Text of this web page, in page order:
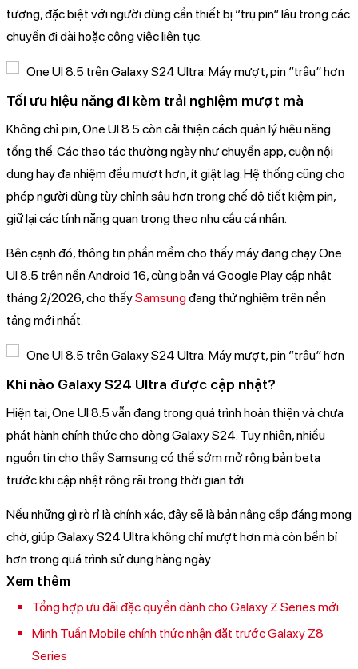
tượng, đặc biệt với người dùng cần thiết bị “trụ pin” lâu trong các
chuyến đi dài hoặc công việc liên tục.
Tối ưu hiệu năng đi kèm trải nghiệm mượt mà
Không chỉ pin, One UI 8.5 còn cải thiện cách quản lý hiệu năng
tổng thể. Các thao tác thường ngày như chuyển app, cuộn nội
dung hay đa nhiệm đều mượt hơn, ít giật lag. Hệ thống cũng cho
phép người dùng tùy chỉnh sâu hơn trong chế độ tiết kiệm pin,
giữ lại các tính năng quan trọng theo nhu cầu cá nhân.
Bên cạnh đó, thông tin phần mềm cho thấy máy đang chạy One
UI 8.5 trên nền Android 16, cùng bản vá Google Play cập nhật
tháng 2/2026, cho thấySamsungđang thử nghiệm trên nền
tảng mới nhất.
Khi nào Galaxy S24 Ultra được cập nhật?
Hiện tại, One UI 8.5 vẫn đang trong quá trình hoàn thiện và chưa
phát hành chính thức cho dòng Galaxy S24. Tuy nhiên, nhiều
nguồn tin cho thấy Samsung có thể sớm mở rộng bản beta
trước khi cập nhật rộng rãi trong thời gian tới.
Nếu những gì rò rỉ là chính xác, đây sẽ là bản nâng cấp đáng mong
chờ, giúp Galaxy S24 Ultra không chỉ mượt hơn mà còn bền bỉ
hơn trong quá trình sử dụng hàng ngày.
Xem thêm
Tổng hợp ưu đãi đặc quyền dành cho Galaxy Z Series mới
Minh Tuấn Mobile chính thức nhận đặt trước Galaxy Z8
Series